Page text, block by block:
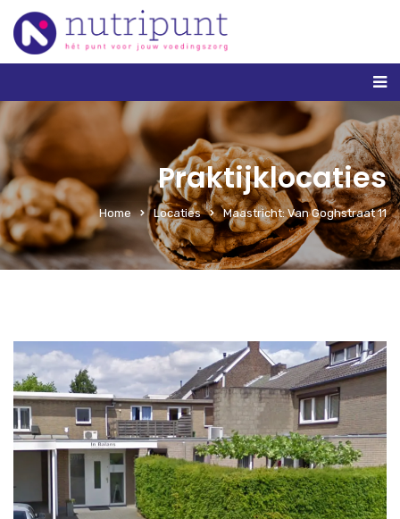
Praktijklocaties
Home Locaties Maastricht: Van Goghstraat 11